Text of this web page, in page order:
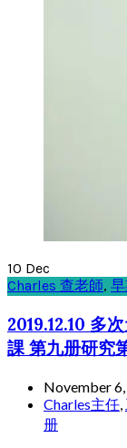
10 Dec
Charles 查老師,
2019.12.10 多
課 第九册研究
November
Charles主任
册